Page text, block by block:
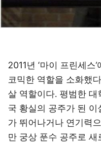
2011년 ‘마이 프린세스
코믹한 역할을 소화했
살 역할이다. 평범한 대
국 황실의 공주가 된 이
가 뛰어나거나 연기력
만 궁상 푼수 공주로